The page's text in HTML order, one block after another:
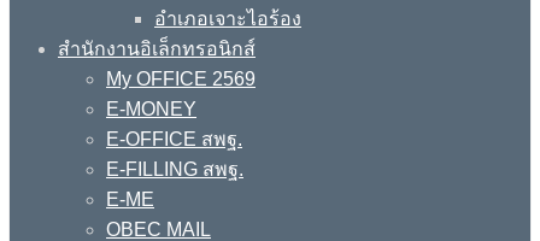
อำเภอเจาะไอร้อง
สำนักงานอิเล็กทรอนิกส์
My OFFICE 2569
E-MONEY
E-OFFICE สพฐ.
E-FILLING สพฐ.
E-ME
OBEC MAIL